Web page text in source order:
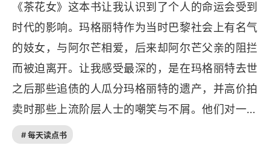
第二十六章
第二十七章
念对个体无情碾压的缩影。她的悲剧，让我更加珍
惜当下社会的开放与包容，也促使我反思在爱情与
责任、自由与束缚之间如何找到平衡。
《茶花女》这本书让我认识到了个人的命运会受到
时代的影响。玛格丽特作为当时巴黎社会上有名气
的妓女，与阿尔芒相爱，后来却阿尔芒父亲的阻拦
而被迫离开。让我感受最深的，是在玛格丽特去世
之后那些追债的人瓜分玛格丽特的遗产，并高价拍
卖时那些上流阶层人士的嘲笑与不屑。他们对一个
妓女没有任何的同情，眼中只有利益。妓女在当时
# 每天读点书